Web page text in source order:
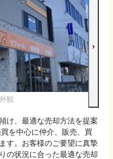
観
け、最適な売却方法を提案
を中心に仲介、販売、買
す。お客様のご要望に真摯
の状況に合った最適な売却